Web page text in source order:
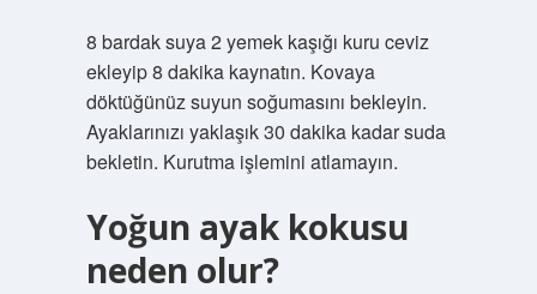
8 bardak suya 2 yemek kaşığı kuru ceviz
ekleyip 8 dakika kaynatın. Kovaya
döktüğünüz suyun soğumasını bekleyin.
Ayaklarınızı yaklaşık 30 dakika kadar suda
bekletin. Kurutma işlemini atlamayın.
Yoğun ayak kokusu
neden olur?